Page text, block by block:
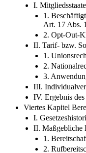
I.
1.
Art. 17 Abs.
2. Opt-Out-
II. Tarif- bzw.
1.
2.
3.
III.
IV. Ergebnis
Viertes Kapitel
I.
II. Maßgebliche
1.
2.